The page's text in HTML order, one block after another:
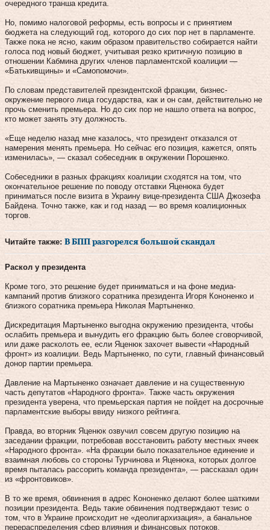
очередного транша кредита.
Но, помимо налоговой реформы, есть вопросы и с принятием
бюджета на следующий год, которого до сих пор нет в парламенте.
Также пока не ясно, каким образом правительство собирается найти
голоса под новый бюджет, учитывая резко критичную позицию в
отношении Кабмина других членов парламентской коалиции —
«Батькивщины» и «Самопомочи».
По словам представителей президентской фракции, бизнес-
окружение первого лица государства, как и он сам, действительно не
прочь сменить премьера. Но до сих пор не нашло ответа на вопрос,
кто может занять эту должность.
«Еще неделю назад мне казалось, что президент отказался от
намерения менять премьера. Но сейчас его позиция, кажется, опять
изменилась», — сказал собеседник в окружении Порошенко.
Собеседники в разных фракциях коалиции сходятся на том, что
окончательное решение по поводу отставки Яценюка будет
приниматься после визита в Украину вице-президента США Джозефа
Байдена. Точно также, как и год назад — во время коалиционных
торгов.
Читайте также: В БПП разгорелся большой скандал
Раскол у президента
Кроме того, это решение будет приниматься и на фоне медиа-
кампаний против близкого соратника президента Игоря Кононенко и
близкого соратника премьера Николая Мартыненко.
Дискредитация Мартыненко выгодна окружению президента, чтобы
ослабить премьера и вынудить его фракцию быть более сговорчивой,
или даже расколоть ее, если Яценюк захочет вывести «Народный
фронт» из коалиции. Ведь Мартыненко, по сути, главный финансовый
донор партии премьера.
Давление на Мартыненко означает давление и на существенную
часть депутатов «Народного фронта». Также часть окружения
президента уверена, что премьерская партия не пойдет на досрочные
парламентские выборы ввиду низкого рейтинга.
Правда, во вторник Яценюк озвучил совсем другую позицию на
заседании фракции, потребовав восстановить работу местных ячеек
«Народного фронта». «На фракции было показательное единение и
взаимная любовь со стороны Турчинова и Яценюка, которых долгое
время пыталась рассорить команда президента», — рассказал один
из «фронтовиков».
В то же время, обвинения в адрес Кононенко делают более шаткими
позиции президента. Ведь такие обвинения подтверждают тезис о
том, что в Украине происходит не «деолигархизация», а банальное
перераспределения сфер влияния и финансовых потоков.